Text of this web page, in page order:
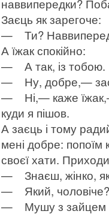
наввипередки?
Заєць як зарегоче:
— Ти?
А їжак спокійно:
— А так, із тобою.
— Ну, добре,—
— Ні,— каже їжак,—
куди я пішов.
А заєць і тому
мені добре:
своєї хати.
— Знаєш, жінко,
— Який, чоловіче?
— Мушу з зайцем